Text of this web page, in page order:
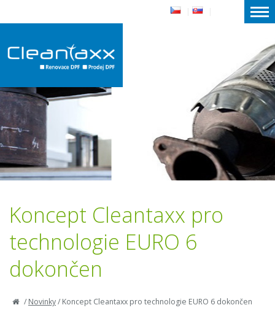
Koncept Cleantaxx pro
technologie EURO 6
dokončen
/Novinky/Koncept Cleantaxx pro technologie EURO 6 dokončen